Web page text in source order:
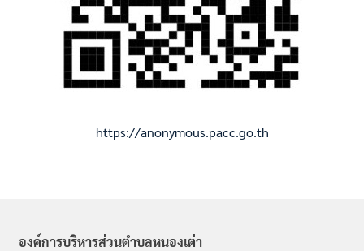
https://anonymous.pacc.go.th
องค์การบริหารส่วนตำบลหนองเต่า